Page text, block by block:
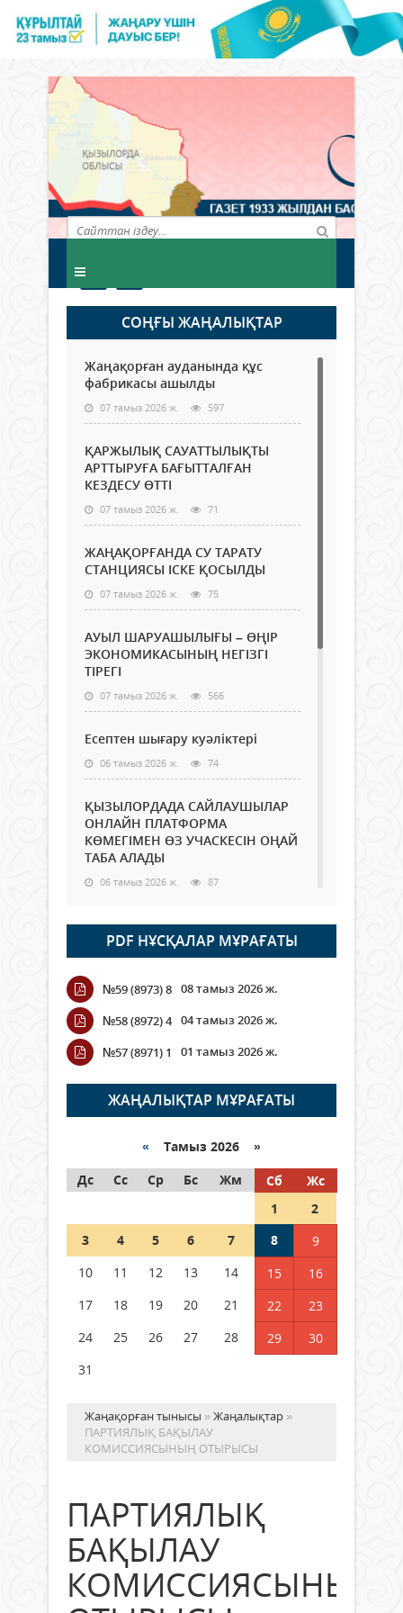
СОҢҒЫ ЖАҢАЛЫҚТАР
Жаңақорған ауданында құс
фабрикасы ашылды
07 тамыз 2026 ж. 597
ҚАРЖЫЛЫҚ САУАТТЫЛЫҚТЫ
АРТТЫРУҒА БАҒЫТТАЛҒАН
КЕЗДЕСУ ӨТТІ
07 тамыз 2026 ж. 71
ЖАҢАҚОРҒАНДА СУ ТАРАТУ
СТАНЦИЯСЫ ІСКЕ ҚОСЫЛДЫ
07 тамыз 2026 ж. 75
АУЫЛ ШАРУАШЫЛЫҒЫ – ӨҢІР
ЭКОНОМИКАСЫНЫҢ НЕГІЗГІ
ТІРЕГІ
07 тамыз 2026 ж. 566
Есептен шығару куәліктері
06 тамыз 2026 ж. 74
ҚЫЗЫЛОРДАДА САЙЛАУШЫЛАР
ОНЛАЙН ПЛАТФОРМА
КӨМЕГІМЕН ӨЗ УЧАСКЕСІН ОҢАЙ
ТАБА АЛАДЫ
06 тамыз 2026 ж. 87
Open Air: Қызылорда облысы
полиция департаменті 20
мыңнан астам көрерменнің
қауіпсіздігін қамтамасыз етті
06 тамыз 2026 ж.
Wi-Fi ҚАБЫРҒА АРҚЫЛЫ ҚАЛАЙ
ӨТЕДІ?
06 тамыз 2026 ж. 265
граждане Казахстана,
05 тамыз 2026 ж. 146
Шетелде жүрген Қазақстан
азаматтары қалай дауыс бере
PDF НҰСҚАЛАР МҰРАҒАТЫ
№59 (8973) 8 08 тамыз 2026 ж.
№58 (8972) 4 04 тамыз 2026 ж.
№57 (8971) 1
01 тамыз 2026 ж.
ЖАҢАЛЫҚТАР МҰРАҒАТЫ
« Тамыз 2026 »
Дс
Сс Ср Бс Жм Сб
Жс
1
2
3
4 5 6 7 8
9
10
11 12 13 14 15
16
17
18 19 20 21 22
23
24
25 26 27 28 29
30
31
Жаңақорған тынысы »Жаңалықтар »
ПАРТИЯЛЫҚ БАҚЫЛАУ
КОМИССИЯСЫНЫҢ ОТЫРЫСЫ
ПАРТИЯЛЫҚ
БАҚЫЛАУ
КОМИССИЯСЫНЫҢ